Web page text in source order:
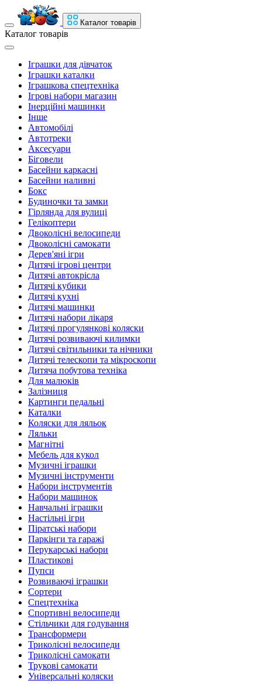
Каталог товарів
Каталог товарів
Іграшки для дівчаток
Іграшки каталки
Іграшкова спецтехніка
Ігрові набори магазин
Інерційні машинки
Інше
Автомобілі
Автотреки
Аксесуари
Біговели
Басейни каркасні
Басейни наливні
Бокс
Будиночки та замки
Гірлянда для вулиці
Гелікоптери
Двоколісні велосипеди
Двоколісні самокати
Дерев'яні ігри
Дитячі ігрові центри
Дитячі автокрісла
Дитячі кубики
Дитячі кухні
Дитячі машинки
Дитячі набори лікаря
Дитячі прогулянкові коляски
Дитячі розвиваючі килимки
Дитячі світильники та нічники
Дитячі телескопи та мікроскопи
Дитяча побутова техніка
Для малюків
Залізниця
Картинги педальні
Каталки
Коляски для ляльок
Ляльки
Магнітні
Мебель для кукол
Музичні іграшки
Музичні інструменти
Набори інструментів
Набори машинок
Навчальні іграшки
Настільні ігри
Піратські набори
Паркінги та гаражі
Перукарські набори
Пластикові
Пупси
Розвиваючі іграшки
Сортери
Спецтехніка
Спортивні велосипеди
Стільчики для годування
Трансформери
Триколісні велосипеди
Триколісні самокати
Трукові самокати
Універсальні коляски